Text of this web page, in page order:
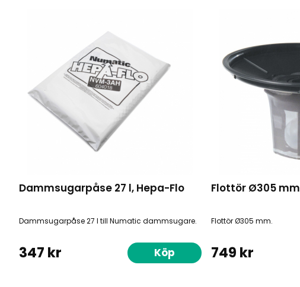
Dammsugarpåse 27 l, Hepa-Flo
Dammsugarpåse 27 l till Numatic dammsugare.
347 kr Köp
Flottör Ø305 mm
Flottör Ø305 mm.
749 kr